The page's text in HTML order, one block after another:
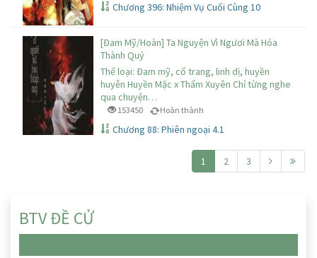
Chương 396: Nhiệm Vụ Cuối Cùng 10
[Đam Mỹ/Hoàn] Ta Nguyện Vì Ngươi Mà Hóa
Thành Quỷ
Thể loại: Đam mỹ, cổ trang, linh dị, huyền
huyễn Huyền Mặc x Thẩm Xuyên Chỉ từng nghe
qua chuyện…
153450 Hoàn thành
Chương 88: Phiên ngoại 4.1
1 2 3
BTV ĐỀ CỬ